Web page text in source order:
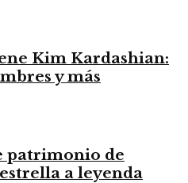
Kim Kardashian:
y más
patrimonio de
a leyenda